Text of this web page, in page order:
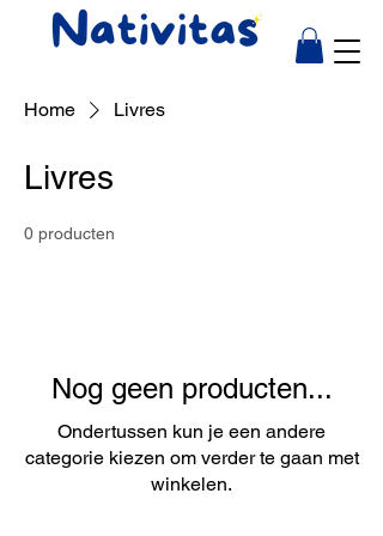
Home Livres
Livres
0 producten
Nog geen producten...
Ondertussen kun je een andere
categorie kiezen om verder te gaan met
winkelen.